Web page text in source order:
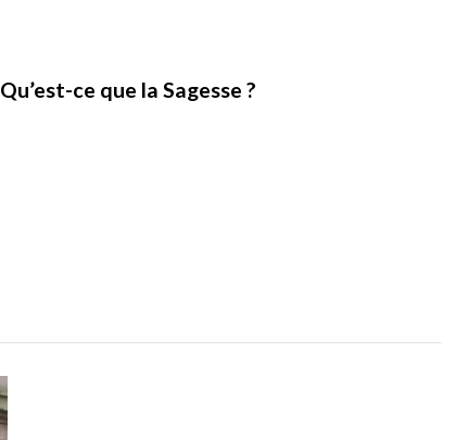
Qu’est-ce que la Sagesse ?